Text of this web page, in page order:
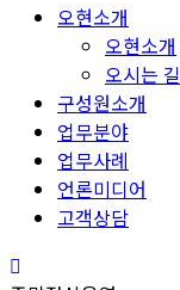
Close 오현소개
오현소개
오시는 길
구성원소개
업무분야
업무사례
언론미디어
고객상담